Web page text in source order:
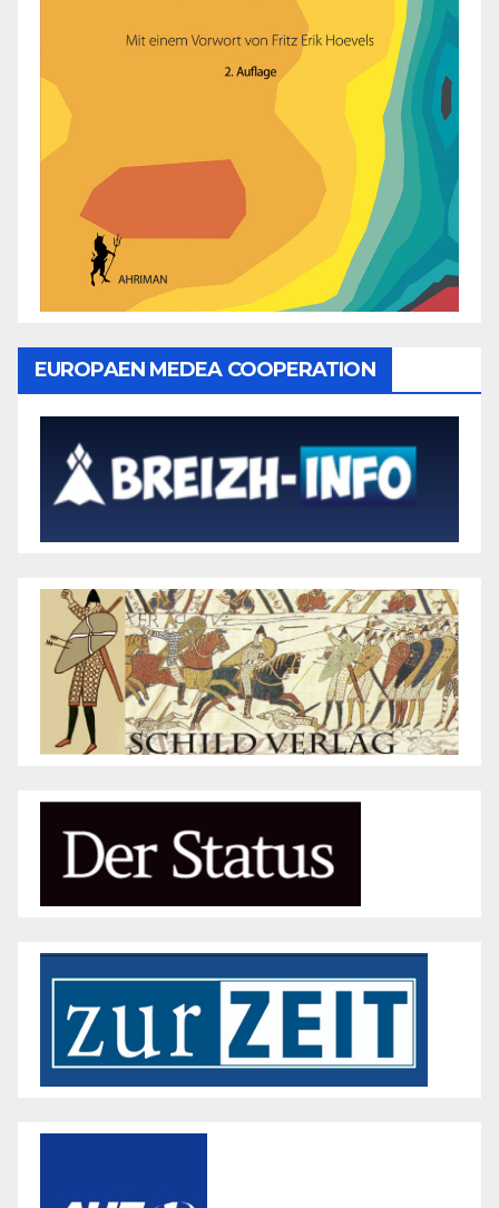
EUROPAEN MEDEA COOPERATION